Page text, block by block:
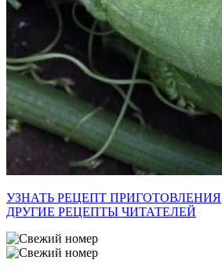
УЗНАТЬ РЕЦЕПТ ПРИГОТОВЛЕНИЯ
ДРУГИЕ РЕЦЕПТЫ ЧИТАТЕЛЕЙ